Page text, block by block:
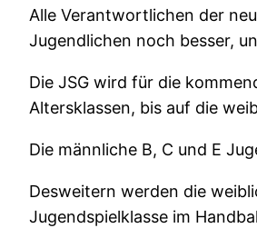
Alle Verantwortlichen der
Jugendlichen noch besser,
Die JSG wird für die
Altersklassen, bis auf die
Die männliche B, C und E
Desweitern werden die
Jugendspielklasse im